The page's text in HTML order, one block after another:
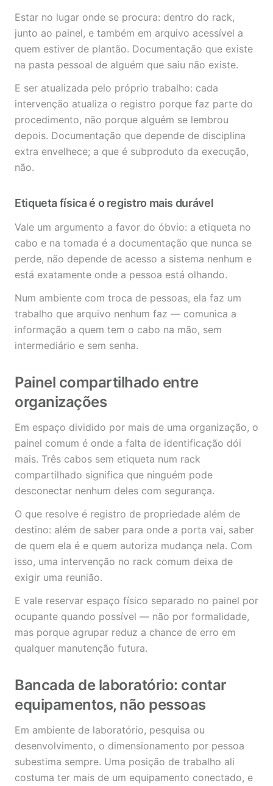
Estar no lugar onde se procura: dentro do rack,
junto ao painel, e também em arquivo acessível a
quem estiver de plantão. Documentação que existe
na pasta pessoal de alguém que saiu não existe.
E ser atualizada pelo próprio trabalho: cada
intervenção atualiza o registro porque faz parte do
procedimento, não porque alguém se lembrou
depois. Documentação que depende de disciplina
extra envelhece; a que é subproduto da execução,
não.
Etiqueta física é o registro mais durável
Vale um argumento a favor do óbvio: a etiqueta no
cabo e na tomada é a documentação que nunca se
perde, não depende de acesso a sistema nenhum e
está exatamente onde a pessoa está olhando.
Num ambiente com troca de pessoas, ela faz um
trabalho que arquivo nenhum faz — comunica a
informação a quem tem o cabo na mão, sem
intermediário e sem senha.
Painel compartilhado entre
organizações
Em espaço dividido por mais de uma organização, o
painel comum é onde a falta de identificação dói
mais. Três cabos sem etiqueta num rack
compartilhado significa que ninguém pode
desconectar nenhum deles com segurança.
O que resolve é registro de propriedade além de
destino: além de saber para onde a porta vai, saber
de quem ela é e quem autoriza mudança nela. Com
isso, uma intervenção no rack comum deixa de
exigir uma reunião.
E vale reservar espaço físico separado no painel por
ocupante quando possível — não por formalidade,
mas porque agrupar reduz a chance de erro em
qualquer manutenção futura.
Bancada de laboratório: contar
equipamentos, não pessoas
Em ambiente de laboratório, pesquisa ou
desenvolvimento, o dimensionamento por pessoa
subestima sempre. Uma posição de trabalho ali
costuma ter mais de um equipamento conectado, e